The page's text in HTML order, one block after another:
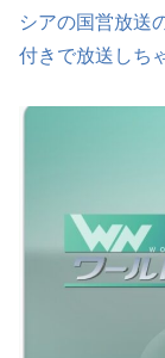
シアの国営放送
付きで放送しち